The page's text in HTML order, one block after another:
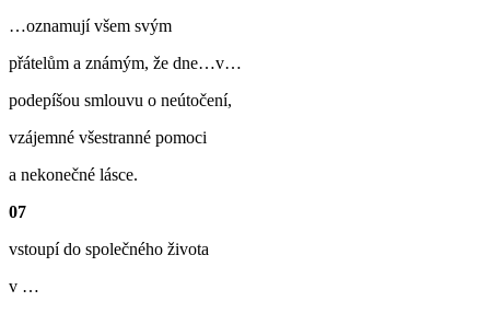
…oznamují všem svým
přátelům a známým, že dne…v…
podepíšou smlouvu o neútočení,
vzájemné všestranné pomoci
a nekonečné lásce.
07
vstoupí do společného života
v …